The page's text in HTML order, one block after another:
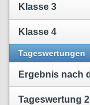
Klasse 3
Klasse 4
Tageswertungen
Ergebnis nach
Tageswertung